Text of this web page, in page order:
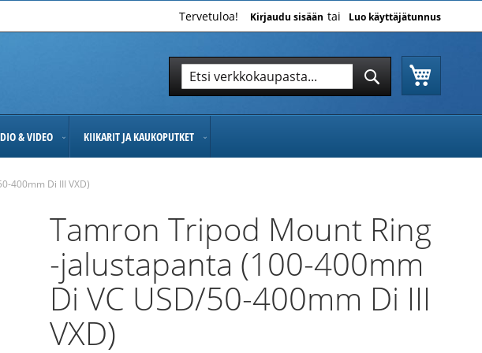
Tervetuloa! Kirjaudu sisään Luo käyttäjätunnus
Hae
& VIDEO KIIKARIT JA KAUKOPUTKET
400mm Di III VXD)
Tamron Tripod Mount Ring
-jalustapanta (100-400mm
Di VC USD/50-400mm Di III
VXD)